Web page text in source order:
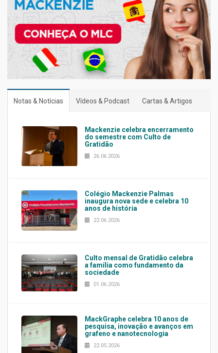
Notas & Notícias Vídeos & Podcast Cartas & Artigos
Mackenzie celebra encerramento
do semestre com Culto de
Gratidão
26.06.2026
Colégio Mackenzie Palmas
inaugura nova sede e celebra 10
anos de história
22.06.2026
Culto mensal de Gratidão celebra
a família como fundamento da
sociedade
01.06.2026
MackGraphe celebra 10 anos de
pesquisa, inovação e avanços em
grafeno e nanotecnologia
22.05.2026